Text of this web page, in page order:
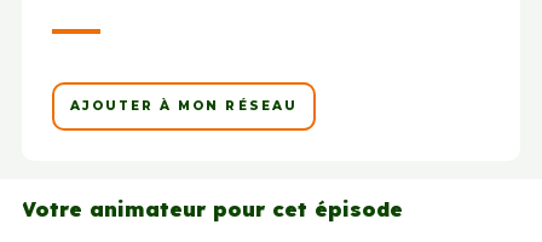
AJOUTER À MON RÉSEAU
Votre animateur pour cet épisode